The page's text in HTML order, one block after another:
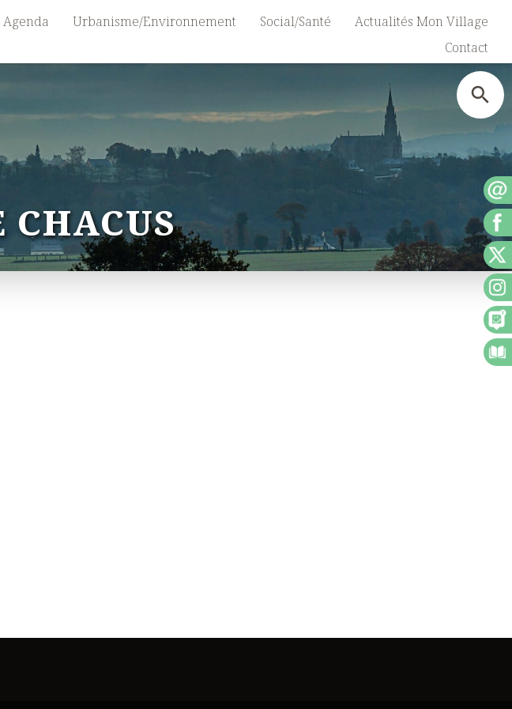
Agenda Urbanisme/Environnement Social/Santé
Actualités Mon Village
Contact